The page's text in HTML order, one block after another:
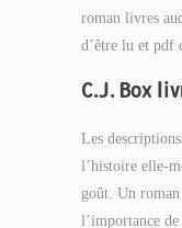
roman livres
d’être lu et pdf
C.J. Box
Les
l’histoire elle-
goût. Un
l’importance